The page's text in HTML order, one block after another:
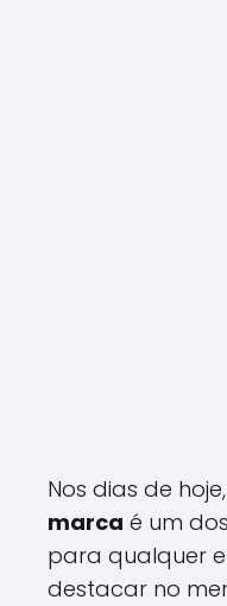
Nos dias de
marca é um
para qualquer
destacar no